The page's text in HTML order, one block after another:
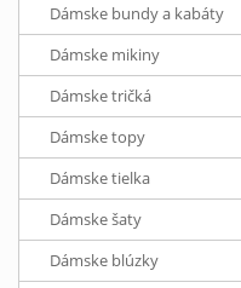
Dámske bundy a kabáty
Dámske mikiny
Dámske tričká
Dámske topy
Dámske tielka
Dámske šaty
Dámske blúzky